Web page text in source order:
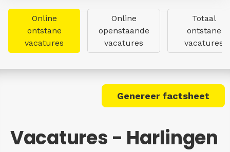
Online
ontstane
vacatures
Online
openstaande
vacatures
Totaal
ontstane
vacatures
Genereer factsheet
Vacatures - Harlingen